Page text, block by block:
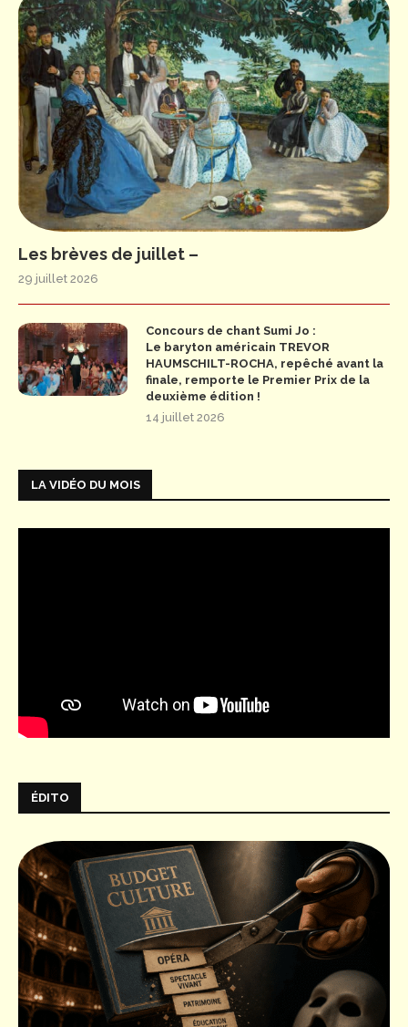
Les brèves de juillet –
29 juillet 2026
Concours de chant Sumi Jo :
Le baryton américain TREVOR
HAUMSCHILT-ROCHA, repêché avant la
finale, remporte le Premier Prix de la
deuxième édition !
14 juillet 2026
LA VIDÉO DU MOIS
ÉDITO